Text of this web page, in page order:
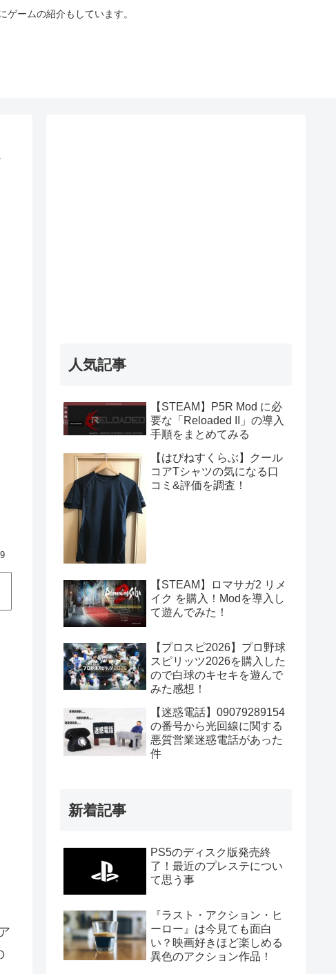
ームの紹介もしています。
人気記事
【STEAM】P5R Mod に必
要な「Reloaded II」の導入
手順をまとめてみる
【はぴねすくらぶ】クール
コアTシャツの気になる口
コミ&評価を調査！
【STEAM】ロマサガ2 リメ
イク を購入！Modを導入し
て遊んでみた！
【プロスピ2026】プロ野球
スピリッツ2026を購入した
ので白球のキセキを遊んで
みた感想！
【迷惑電話】09079289154
の番号から光回線に関する
悪質営業迷惑電話があった
件
新着記事
PS5のディスク版発売終
了！最近のプレステについ
て思う事
『ラスト・アクション・ヒ
ーロー』は今見ても面白
い？映画好きほど楽しめる
異色のアクション作品！